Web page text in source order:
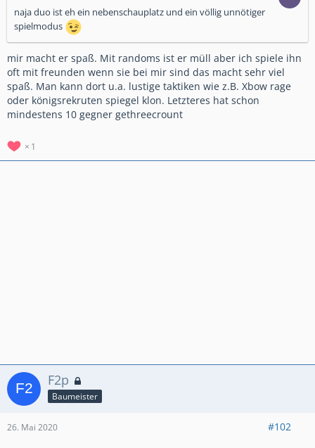
naja duo ist eh ein nebenschauplatz und ein völlig unnötiger
spielmodus
mir macht er spaß. Mit randoms ist er müll aber ich spiele ihn
oft mit freunden wenn sie bei mir sind das macht sehr viel
spaß. Man kann dort u.a. lustige taktiken wie z.B. Xbow rage
oder königsrekruten spiegel klon. Letzteres hat schon
mindestens 10 gegner gethreecrount
1
F2p
Baumeister
26. Mai 2020 #102